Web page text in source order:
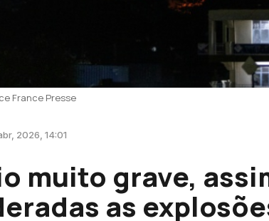
France Presse
2026, 14:01
muito grave,
as